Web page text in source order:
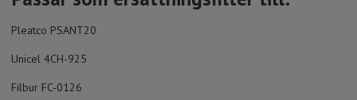
Pleatco PSANT20
Unicel 4CH-925
Filbur FC-0126